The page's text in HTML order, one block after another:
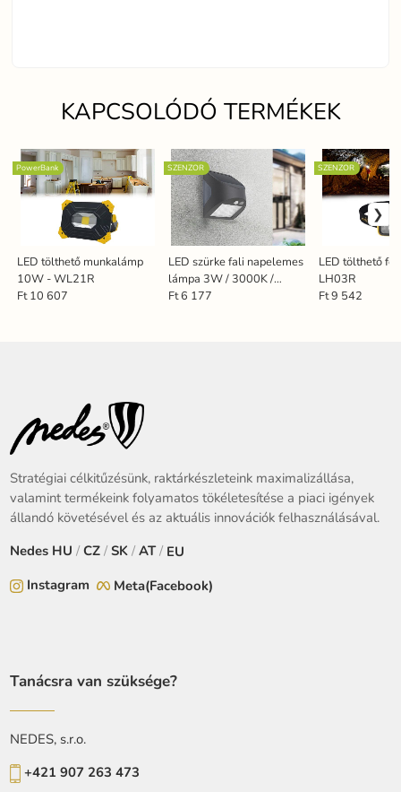
KAPCSOLÓDÓ TERMÉKEK
LED tölthető munkalámp
10W - WL21R
PowerBank
Ft 10 607
LED szürke fali napelemes
lámpa 3W / 3000K /
4000K - LS225
SZENZOR
Ft 6 177
LED tölthető
LH03R
SZENZOR
Ft 9 542
Stratégiai célkitűzésünk, raktárkészleteink maximalizállása,
valamint termékeink folyamatos tökéletesítése a piaci igények
állandó követésével és az aktuális innovációk felhasználásával.
Nedes HU /CZ /SK / AT/ EU
Instagram
Meta(Facebook)
Tanácsra van szüksége?
NEDES, s.r.o.
+421 907 263 473